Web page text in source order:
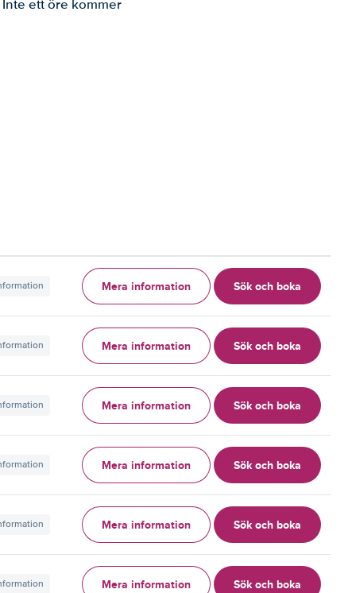
ett öre kommer
Mera information Sök och boka
Mera information Sök och boka
Mera information Sök och boka
Mera information Sök och boka
Mera information Sök och boka
Mera information Sök och boka